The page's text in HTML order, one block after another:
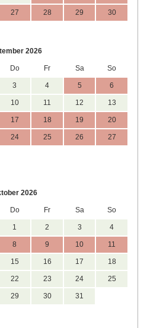
27 28 29 30
2026
Do Fr Sa So
3 4 5 6
10 11 12 13
17 18 19 20
24 25 26 27
2026
Do Fr Sa So
1 2 3 4
8 9 10 11
15 16 17 18
22 23 24 25
29 30 31